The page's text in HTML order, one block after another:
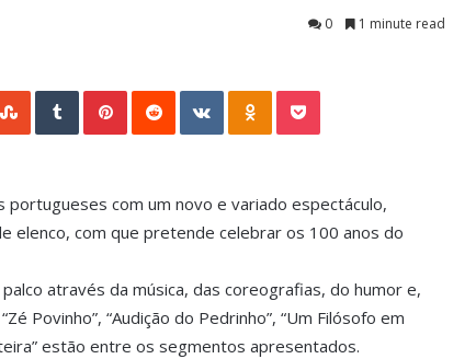
0
1 minute read
StumbleUpon Tumblr VKontakte
portugueses com um novo e variado espectáculo,
elenco, com que pretende celebrar os 100 anos do
através da música, das coreografias, do humor e,
Povinho”, “Audição do Pedrinho”, “Um Filósofo em
estão entre os segmentos apresentados.